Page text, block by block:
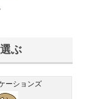
ぶ
ーションズ